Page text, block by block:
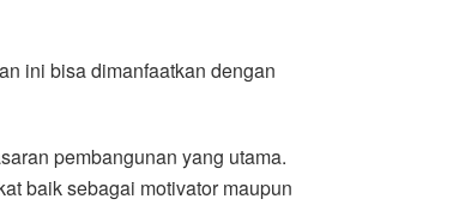
ini bisa dimanfaatkan dengan
pembangunan yang utama.
baik sebagai motivator maupun